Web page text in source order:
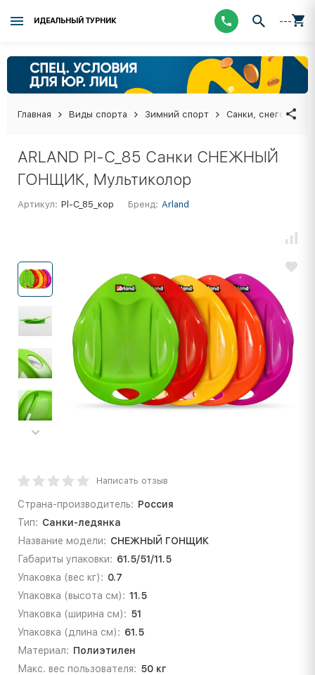
ИДЕАЛЬНЫЙ ТУРНИК ---
Главная Виды спорта Зимний спорт Санки, снегокаты,
ARLAND Pl-C_85 Санки СНЕЖНЫЙ
ГОНЩИК, Мультиколор
Артикул: Pl-C_85_кор Бренд: Arland
Написать отзыв
Страна-производитель: Россия
Тип: Санки-ледянка
Название модели: СНЕЖНЫЙ ГОНЩИК
Габариты упаковки: 61.5/51/11.5
Упаковка (вес кг): 0.7
Упаковка (высота см): 11.5
Упаковка (ширина см): 51
Упаковка (длина см): 61.5
Материал: Полиэтилен
Макс. вес пользователя: 50 кг